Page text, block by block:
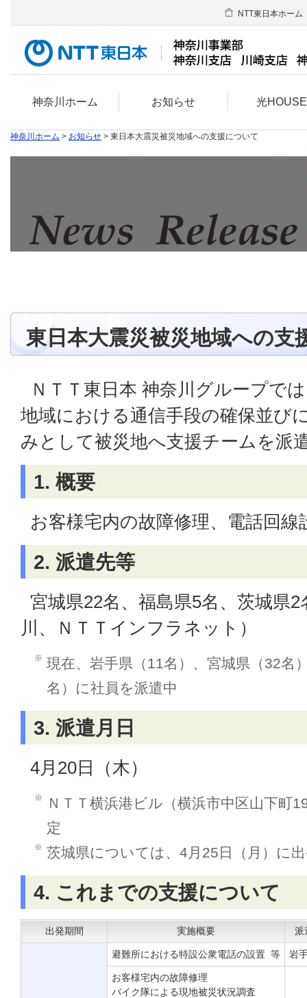
神奈川ホーム お知らせ 光HOUSE
NTT東日本ホーム
神奈川ホーム > お知らせ > 東日本大震災被災地域への支援について
東日本大震災被災地域への支
ＮＴＴ東日本 神奈川グループで
地域における通信手段の確保並び
みとして被災地へ支援チームを派
1. 概要
お客様宅内の故障修理、電話回
2. 派遣先等
宮城県22名、福島県5名、茨城県
川、ＮＴＴインフラネット）
※ 現在、岩手県（11名）、宮城県（32名
名）に社員を派遣中
3. 派遣月日
4月20日（木）
※
ＮＴＴ横浜港ビル（横浜市中区山下町
定
※ 茨城県については、4月25日（月）に
4. これまでの支援について
出発期間 実施概要 派
避難所における特設公衆電話の設置 等 岩
お客様宅内の故障修理
バイク隊による現地被災状況調査